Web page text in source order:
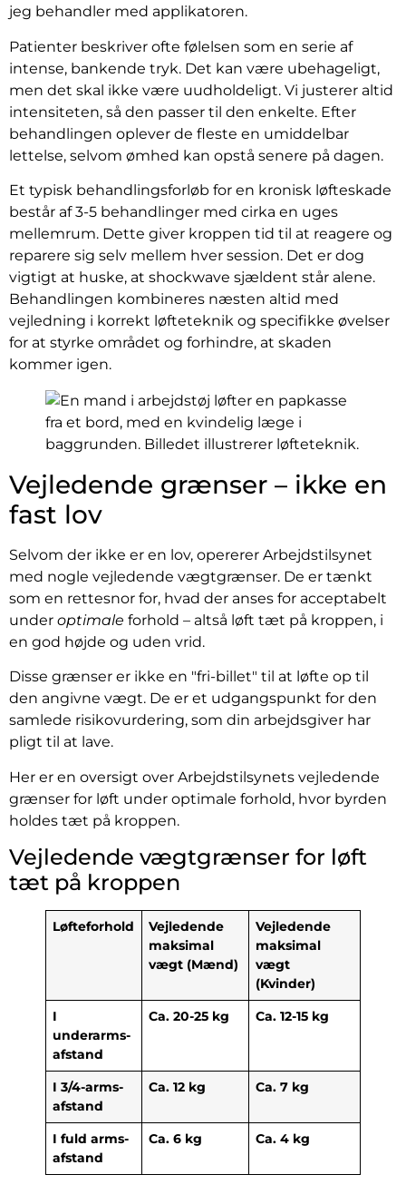
jeg behandler med applikatoren.
Patienter beskriver ofte følelsen som en serie af
intense, bankende tryk. Det kan være ubehageligt,
men det skal ikke være uudholdeligt. Vi justerer altid
intensiteten, så den passer til den enkelte. Efter
behandlingen oplever de fleste en umiddelbar
lettelse, selvom ømhed kan opstå senere på dagen.
Et typisk behandlingsforløb for en kronisk løfteskade
består af 3-5 behandlinger med cirka en uges
mellemrum. Dette giver kroppen tid til at reagere og
reparere sig selv mellem hver session. Det er dog
vigtigt at huske, at shockwave sjældent står alene.
Behandlingen kombineres næsten altid med
vejledning i korrekt løfteteknik og specifikke øvelser
for at styrke området og forhindre, at skaden
kommer igen.
Vejledende grænser – ikke en
fast lov
Selvom der ikke er en lov, opererer Arbejdstilsynet
med nogle vejledende vægtgrænser. De er tænkt
som en rettesnor for, hvad der anses for acceptabelt
under optimale forhold – altså løft tæt på kroppen, i
en god højde og uden vrid.
Disse grænser er ikke en "fri-billet" til at løfte op til
den angivne vægt. De er et udgangspunkt for den
samlede risikovurdering, som din arbejdsgiver har
pligt til at lave.
Her er en oversigt over Arbejdstilsynets vejledende
grænser for løft under optimale forhold, hvor byrden
holdes tæt på kroppen.
Vejledende vægtgrænser for løft
tæt på kroppen
Løfteforhold
Vejledende
maksimal
vægt (Mænd)
Vejledende
maksimal
vægt
(Kvinder)
I
underarms-
afstand
Ca. 20-25 kg Ca. 12-15 kg
I 3/4-arms-
afstand
Ca. 12 kg Ca. 7 kg
I fuld arms-
afstand
Ca. 6 kg Ca. 4 kg